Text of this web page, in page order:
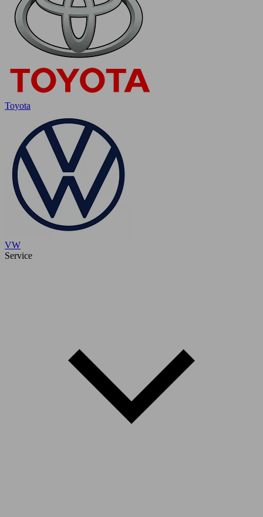
Toyota
VW
Service